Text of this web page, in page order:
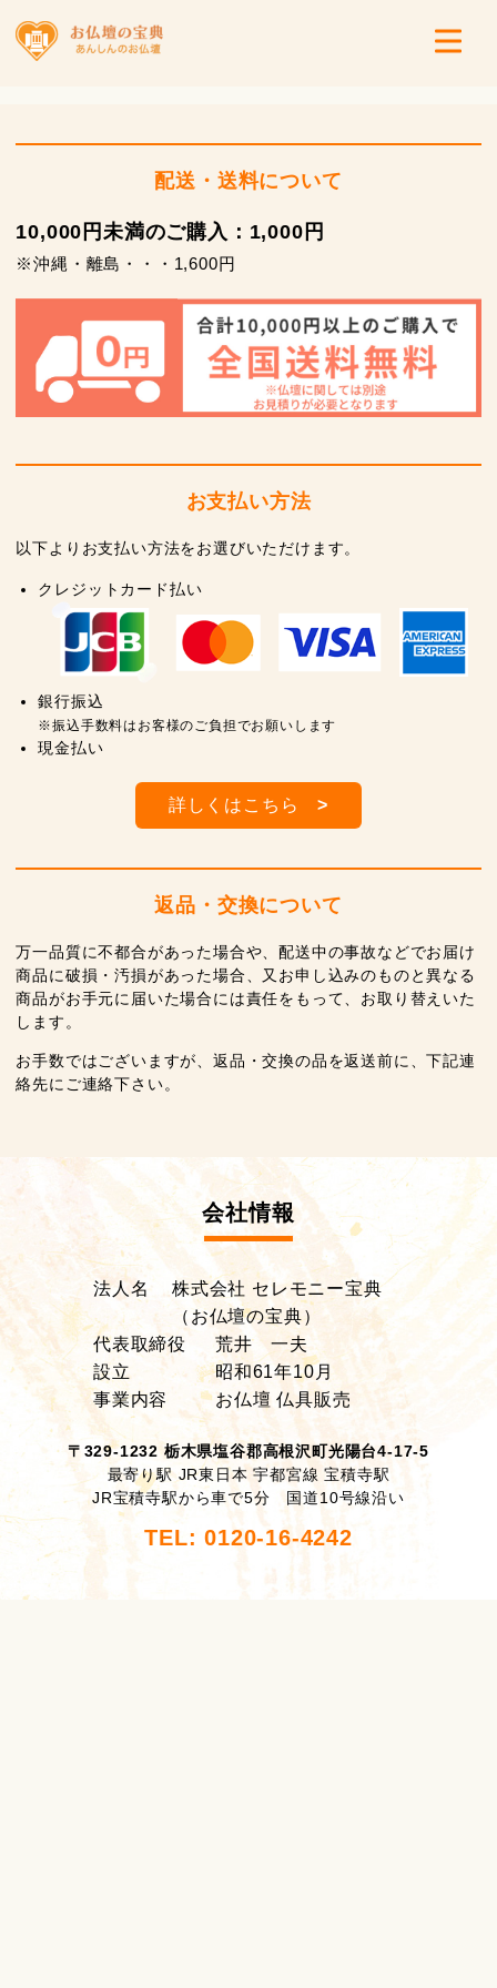
配送・送料について
10,000円未満のご購入：1,000円
※沖縄・離島・・・1,600円
お支払い方法
以下よりお支払い方法をお選びいただけます。
クレジットカード払い
銀行振込
※振込手数料はお客様のご負担でお願いします
現金払い
詳しくはこちら>
返品・交換について
万一品質に不都合があった場合や、配送中の事故などでお届け
商品に破損・汚損があった場合、又お申し込みのものと異なる
商品がお手元に届いた場合には責任をもって、お取り替えいた
します。
お手数ではございますが、返品・交換の品を返送前に、下記連
絡先にご連絡下さい。
会社情報
法人名
株式会社 セレモニー宝典
（お仏壇の宝典）
代表取締役
荒井 一夫
設立
昭和61年10月
事業内容
お仏壇 仏具販売
〒329-1232 栃木県塩谷郡高根沢町光陽台4-17-5
最寄り駅 JR東日本 宇都宮線 宝積寺駅
JR宝積寺駅から車で5分 国道10号線沿い
TEL: 0120-16-4242